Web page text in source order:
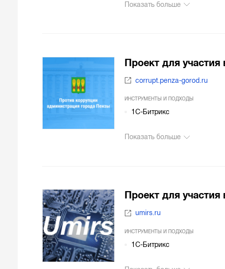
Показать больше
Проект для участия
corrupt.penza-gorod.ru
ИНСТРУМЕНТЫ И ПОДХОДЫ
1С-Битрикс
Показать больше
Проект для участия
umirs.ru
ИНСТРУМЕНТЫ И ПОДХОДЫ
1С-Битрикс